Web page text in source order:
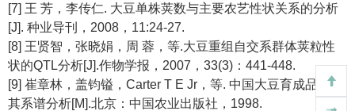
[7] 王 芳，李传仁. 大豆单株荚数与主要农艺性状关系的分析
[J]. 种业导刊，2008，11:24-27.
[8] 王贤智，张晓娟，周 蓉，等.大豆重组自交系群体荚粒性
状的QTL分析[J].作物学报，2007，33(3)：441-448.
[9] 崔章林，盖钧镒，Carter T E Jr，等. 中国大豆育成品种及
其系谱分析[M].北京：中国农业出版社，1998.